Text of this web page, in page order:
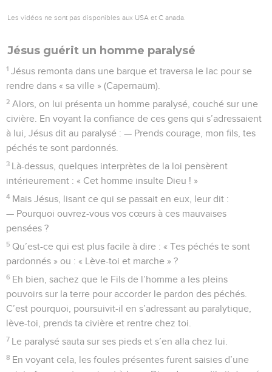
Les vidéos ne sont pas disponibles aux USA et C anada.
Jésus guérit un homme paralysé
1 Jésus remonta dans une barque et traversa le lac pour se
rendre dans « sa ville » (Capernaüm).
2 Alors, on lui présenta un homme paralysé, couché sur une
civière. En voyant la confiance de ces gens qui s’adressaient
à lui, Jésus dit au paralysé : — Prends courage, mon fils, tes
péchés te sont pardonnés.
3 Là-dessus, quelques interprètes de la loi pensèrent
intérieurement : « Cet homme insulte Dieu ! »
4 Mais Jésus, lisant ce qui se passait en eux, leur dit :
— Pourquoi ouvrez-vous vos cœurs à ces mauvaises
pensées ?
5 Qu’est-ce qui est plus facile à dire : « Tes péchés te sont
pardonnés » ou : « Lève-toi et marche » ?
6 Eh bien, sachez que le Fils de l’homme a les pleins
pouvoirs sur la terre pour accorder le pardon des péchés.
C’est pourquoi, poursuivit-il en s’adressant au paralytique,
lève-toi, prends ta civière et rentre chez toi.
7 Le paralysé sauta sur ses pieds et s’en alla chez lui.
8 En voyant cela, les foules présentes furent saisies d’une